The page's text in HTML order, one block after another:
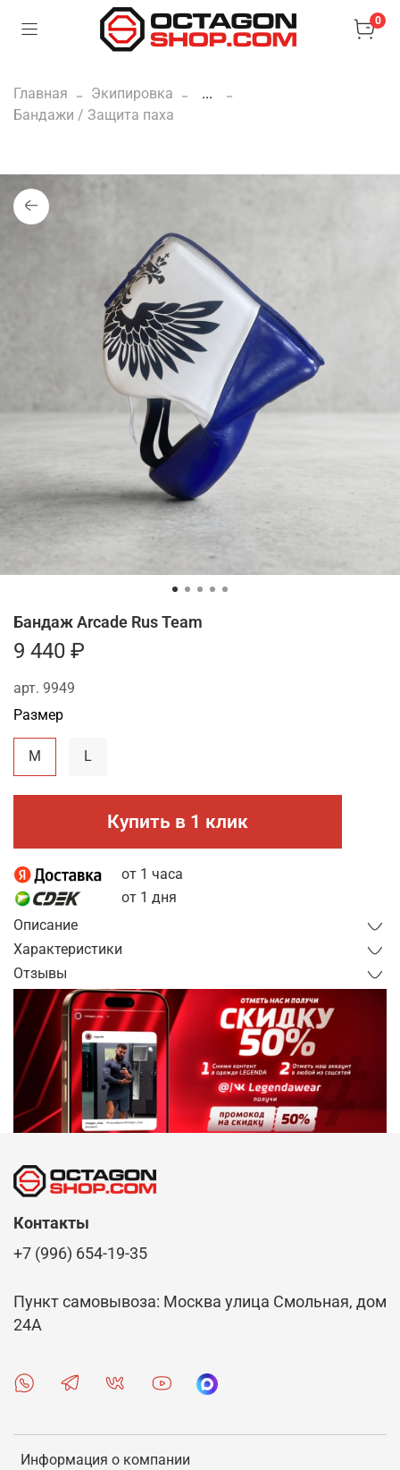
0
Главная Экипировка
...
Бандажи / Защита паха
арт. 9949
Бандаж Arcade Rus Team
9 440 ₽
Купить в 1 клик
от 1 часа
от 1 дня
Размер
M L
Описание
Характеристики
Отзывы
Информация о компании
Контакты
+7 (996) 654-19-35
Пункт самовывоза: Москва улица Смольная, дом
24А